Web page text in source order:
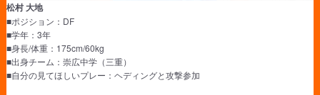
松村 大地
■ポジション：DF
■学年：3年
■身長/体重：175cm/60kg
■出身チーム：崇広中学（三重）
■自分の見てほしいプレー：ヘディングと攻撃参加